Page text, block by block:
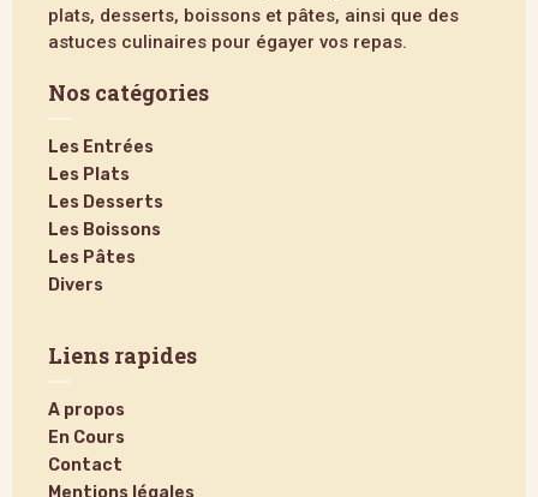
plats, desserts, boissons et pâtes, ainsi que des
astuces culinaires pour égayer vos repas.
Nos catégories
Les Entrées
Les Plats
Les Desserts
Les Boissons
Les Pâtes
Divers
Liens rapides
A propos
En Cours
Contact
Mentions légales